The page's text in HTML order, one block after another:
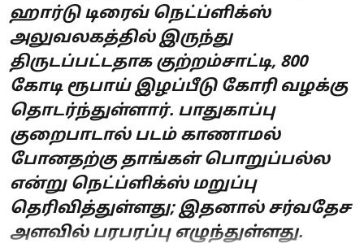
ஹார்டு டிரைவ் நெட்ப்ளிக்ஸ்
அலுவலகத்தில் இருந்து
திருடப்பட்டதாக குற்றம்சாட்டி, 800
கோடி ரூபாய் இழப்பீடு கோரி வழக்கு
தொடர்ந்துள்ளார். பாதுகாப்பு
குறைபாடால் படம் காணாமல்
போனதற்கு தாங்கள் பொறுப்பல்ல
என்று நெட்ப்ளிக்ஸ் மறுப்பு
தெரிவித்துள்ளது; இதனால் சர்வதேச
அளவில் பரபரப்பு எழுந்துள்ளது.